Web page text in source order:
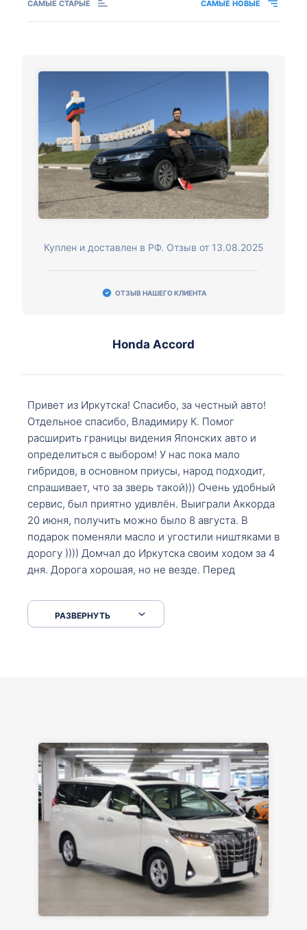
САМЫЕ СТАРЫЕ САМЫЕ НОВЫЕ
Куплен и доставлен в РФ. Отзыв от 13.08.2025
ОТЗЫВ НАШЕГО КЛИЕНТА
Honda Accord
Привет из Иркутска! Спасибо, за честный авто!
Отдельное спасибо, Владимиру К. Помог
расширить границы видения Японских авто и
определиться с выбором! У нас пока мало
гибридов, в основном приусы, народ подходит,
спрашивает, что за зверь такой))) Очень удобный
сервис, был приятно удивлён. Выиграли Аккорда
20 июня, получить можно было 8 августа. В
подарок поменяли масло и угостили ништяками в
дорогу )))) Домчал до Иркутска своим ходом за 4
дня. Дорога хорошая, но не везде. Перед
серпантинах по пути следования.
РАЗВЕРНУТЬ